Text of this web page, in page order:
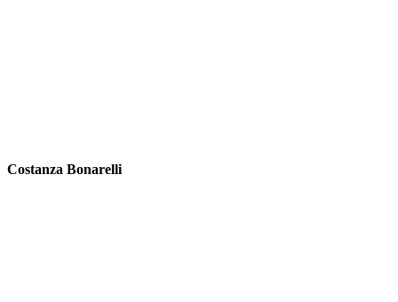
Costanza Bonarelli